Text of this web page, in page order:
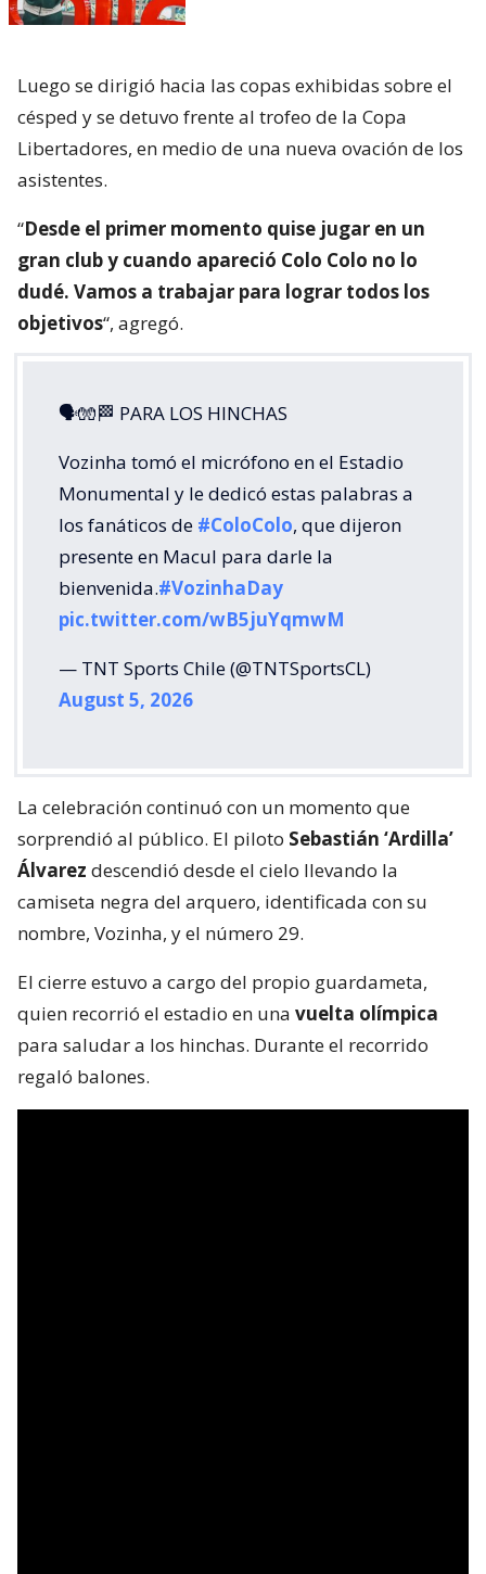
Luego se dirigió hacia las copas exhibidas sobre el
césped y se detuvo frente al trofeo de la Copa
Libertadores, en medio de una nueva ovación de los
asistentes.
“Desde el primer momento quise jugar en un
gran club y cuando apareció Colo Colo no lo
dudé. Vamos a trabajar para lograr todos los
objetivos“, agregó.
🗣🧤🏁 PARA LOS HINCHAS
Vozinha tomó el micrófono en el Estadio
Monumental y le dedicó estas palabras a
los fanáticos de #ColoColo, que dijeron
presente en Macul para darle la
bienvenida.#VozinhaDay
pic.twitter.com/wB5juYqmwM
— TNT Sports Chile (@TNTSportsCL)
August 5, 2026
La celebración continuó con un momento que
sorprendió al público. El piloto Sebastián ‘Ardilla’
Álvarez descendió desde el cielo llevando la
camiseta negra del arquero, identificada con su
nombre, Vozinha, y el número 29.
El cierre estuvo a cargo del propio guardameta,
quien recorrió el estadio en una vuelta olímpica
para saludar a los hinchas. Durante el recorrido
regaló balones.